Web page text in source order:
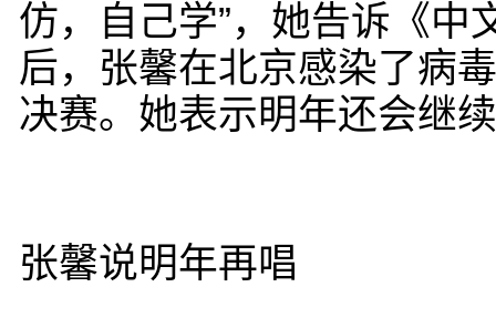
仿，自己学”，她告诉《中
后，张馨在北京感染了病
决赛。她表示明年还会继
张馨说明年再唱